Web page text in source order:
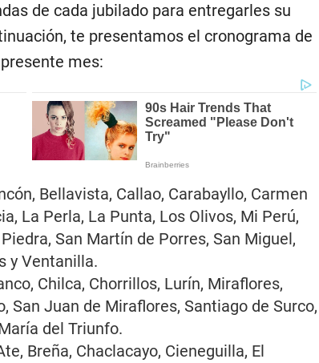
de cada jubilado para entregarles su
te presentamos el cronograma de
mes:
Bellavista, Callao, Carabayllo, Carmen
La Perla, La Punta, Los Olivos, Mi Perú,
San Martín de Porres, San Miguel,
y Ventanilla.
Chilca, Chorrillos, Lurín, Miraflores,
San Juan de Miraflores, Santiago de Surco,
del Triunfo.
Breña, Chaclacayo, Cieneguilla, El